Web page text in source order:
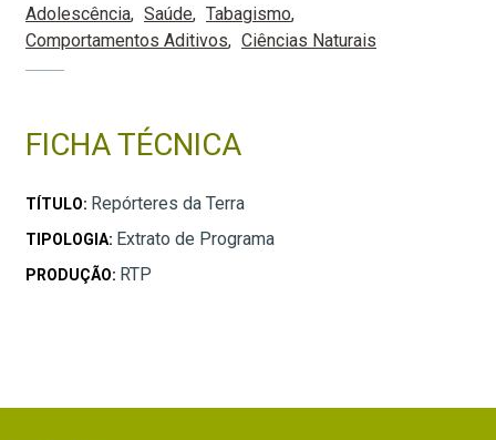
Adolescência Saúde
Tabagismo
Comportamentos Aditivos
Ciências Naturais
FICHA TÉCNICA
TÍTULO: Repórteres da Terra
TIPOLOGIA: Extrato de Programa
PRODUÇÃO: RTP